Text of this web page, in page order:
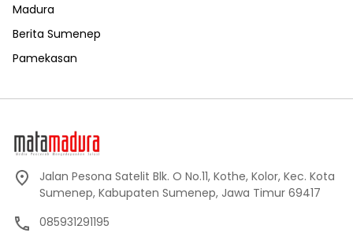
Madura
Berita Sumenep
Pamekasan
Jalan Pesona Satelit Blk. O No.11, Kothe, Kolor, Kec. Kota
Sumenep, Kabupaten Sumenep, Jawa Timur 69417
085931291195